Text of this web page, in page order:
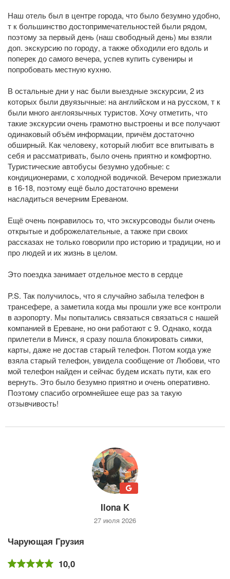
Наш отель был в центре города, что было безумно удобно,
т к большинство достопримечательностей были рядом,
поэтому за первый день (наш свободный день) мы взяли
доп. экскурсию по городу, а также обходили его вдоль и
поперек до самого вечера, успев купить сувениры и
попробовать местную кухню.
В остальные дни у нас были выездные экскурсии, 2 из
которых были двуязычные: на английском и на русском, т к
были много англоязычных туристов. Хочу отметить, что
такие экскурсии очень грамотно выстроены и все получают
одинаковый объём информации, причём достаточно
обширный. Как человеку, который любит все впитывать в
себя и рассматривать, было очень приятно и комфортно.
Туристические автобусы безумно удобные: с
кондиционерами, с холодной водичкой. Вечером приезжали
в 16-18, поэтому ещё было достаточно времени
насладиться вечерним Ереваном.
Ещё очень понравилось то, что экскурсоводы были очень
открытые и доброжелательные, а также при своих
рассказах не только говорили про историю и традиции, но и
про людей и их жизнь в целом.
Это поездка занимает отдельное место в сердце
P.S. Так получилось, что я случайно забыла телефон в
трансефере, а заметила когда мы прошли уже все контроли
в аэропорту. Мы попытались связаться связаться с нашей
компанией в Ереване, но они работают с 9. Однако, когда
прилетели в Минск, я сразу пошла блокировать симки,
карты, даже не достав старый телефон. Потом когда уже
взяла старый телефон, увидела сообщение от Любови, что
мой телефон найден и сейчас будем искать пути, как его
вернуть. Это было безумно приятно и очень оперативно.
Поэтому спасибо огромнейшее еще раз за такую
отзывчивость!
Ilona K
27 июля 2026
Чарующая Грузия
10,0